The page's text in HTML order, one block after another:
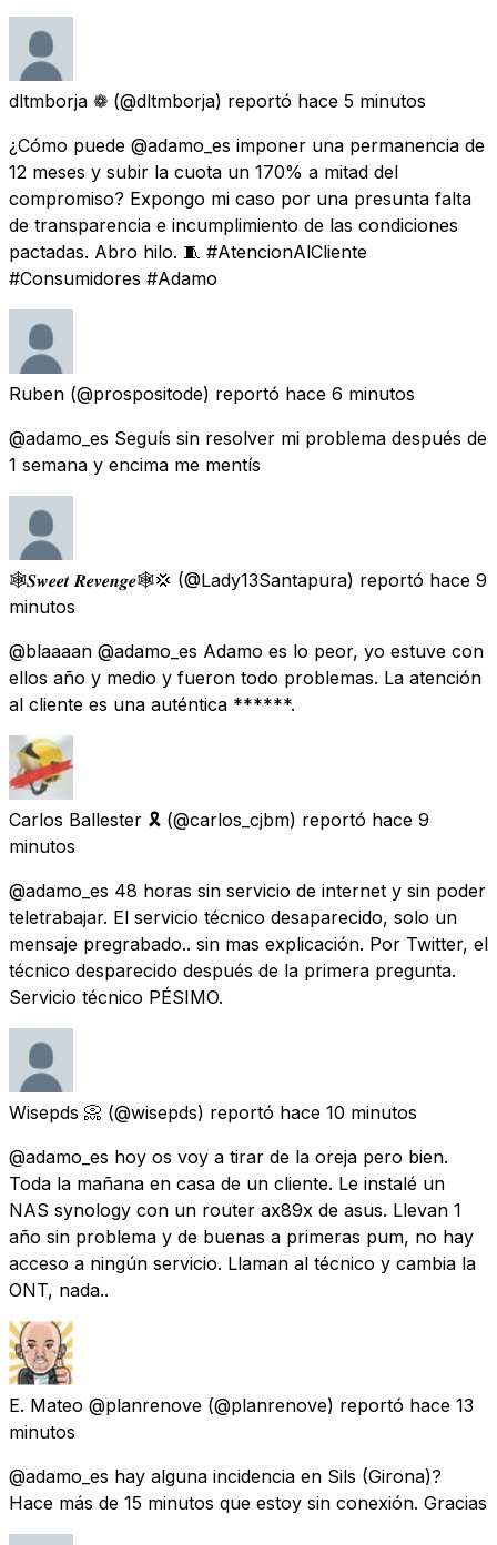
dltmborja ❁ (@dltmborja) reportó hace 5 minutos
¿Cómo puede @adamo_es imponer una permanencia de
12 meses y subir la cuota un 170% a mitad del
compromiso? Expongo mi caso por una presunta falta
de transparencia e incumplimiento de las condiciones
pactadas. Abro hilo. 🧵 #AtencionAlCliente
#Consumidores #Adamo
Ruben (@prospositode) reportó hace 6 minutos
@adamo_es Seguís sin resolver mi problema después de
1 semana y encima me mentís
🕸️𝑺𝒘𝒆𝒆𝒕 𝑹𝒆𝒗𝒆𝒏𝒈𝒆🕸️💢 (@Lady13Santapura) reportó hace 9
minutos
@blaaaan @adamo_es Adamo es lo peor, yo estuve con
ellos año y medio y fueron todo problemas. La atención
al cliente es una auténtica ******.
Carlos Ballester 🎗 (@carlos_cjbm) reportó hace 9
minutos
@adamo_es 48 horas sin servicio de internet y sin poder
teletrabajar. El servicio técnico desaparecido, solo un
mensaje pregrabado.. sin mas explicación. Por Twitter, el
técnico desparecido después de la primera pregunta.
Servicio técnico PÉSIMO.
Wisepds 📀 (@wisepds) reportó hace 10 minutos
@adamo_es hoy os voy a tirar de la oreja pero bien.
Toda la mañana en casa de un cliente. Le instalé un
NAS synology con un router ax89x de asus. Llevan 1
año sin problema y de buenas a primeras pum, no hay
acceso a ningún servicio. Llaman al técnico y cambia la
ONT, nada..
E. Mateo @planrenove (@planrenove) reportó hace 13
minutos
@adamo_es hay alguna incidencia en Sils (Girona)?
Hace más de 15 minutos que estoy sin conexión. Gracias